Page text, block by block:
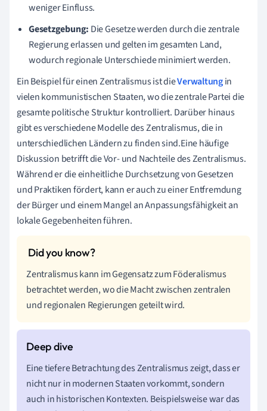
weniger Einfluss.
Gesetzgebung: Die Gesetze werden durch die zentrale
Regierung erlassen und gelten im gesamten Land,
wodurch regionale Unterschiede minimiert werden.
Ein Beispiel für einen Zentralismus ist dieVerwaltungin
vielen kommunistischen Staaten, wo die zentrale Partei die
gesamte politische Struktur kontrolliert. Darüber hinaus
gibt es verschiedene Modelle des Zentralismus, die in
unterschiedlichen Ländern zu finden sind.Eine häufige
Diskussion betrifft die Vor- und Nachteile des Zentralismus.
Während er die einheitliche Durchsetzung von Gesetzen
und Praktiken fördert, kann er auch zu einer Entfremdung
der Bürger und einem Mangel an Anpassungsfähigkeit an
lokale Gegebenheiten führen.
Zentralismus kann im Gegensatz zum Föderalismus
betrachtet werden, wo die Macht zwischen zentralen
und regionalen Regierungen geteilt wird.
Eine tiefere Betrachtung des Zentralismus zeigt, dass er
nicht nur in modernen Staaten vorkommt, sondern
auch in historischen Kontexten. Beispielsweise war das